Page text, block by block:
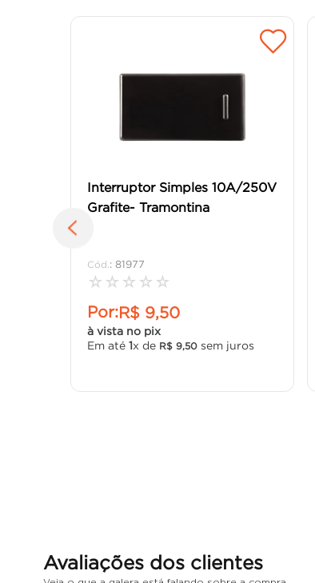
Interruptor Simples 10A/250V
Grafite- Tramontina
:81977
☆ ☆ ☆ ☆ ☆
Por:R$ 9,50
à vista no pix
Em até1x de R$ 9,50 sem juros